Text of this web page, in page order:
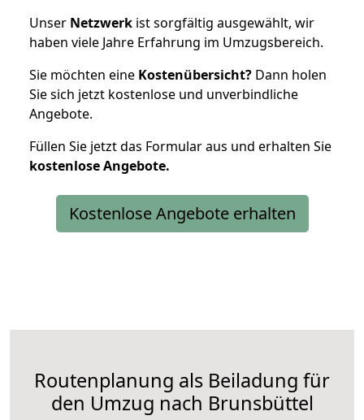
Unser Netzwerk ist sorgfältig ausgewählt, wir
haben viele Jahre Erfahrung im Umzugsbereich.
Sie möchten eine Kostenübersicht? Dann holen
Sie sich jetzt kostenlose und unverbindliche
Angebote.
Füllen Sie jetzt das Formular aus und erhalten Sie
kostenloseAngebote.
Kostenlose Angebote erhalten
Routenplanung als Beiladung für
den Umzug nach Brunsbüttel